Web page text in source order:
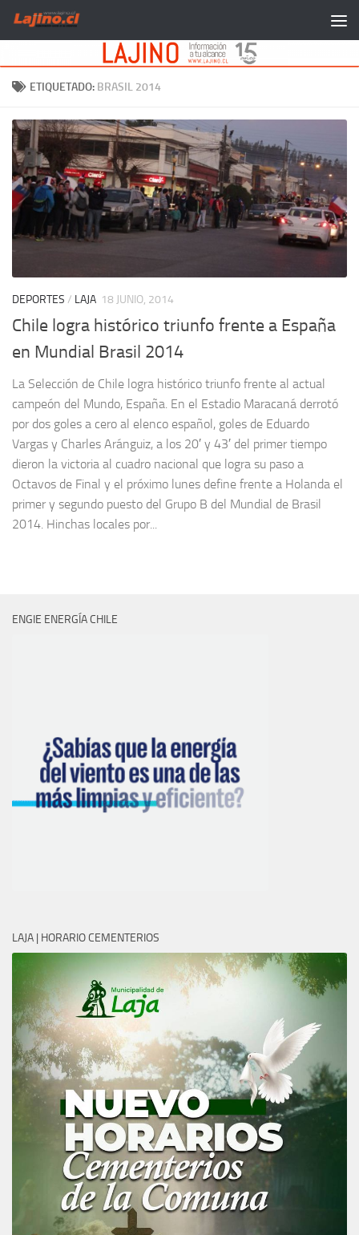
Saltar al contenido
ETIQUETADO: BRASIL 2014
DEPORTES / LAJA 18 JUNIO, 2014
Chile logra histórico triunfo frente a España
en Mundial Brasil 2014
La Selección de Chile logra histórico triunfo frente al actual
campeón del Mundo, España. En el Estadio Maracaná derrotó
por dos goles a cero al elenco español, goles de Eduardo
Vargas y Charles Aránguiz, a los 20′ y 43′ del primer tiempo
dieron la victoria al cuadro nacional que logra su paso a
Octavos de Final y el próximo lunes define frente a Holanda el
primer y segundo puesto del Grupo B del Mundial de Brasil
2014. Hinchas locales por...
ENGIE ENERGÍA CHILE
LAJA | HORARIO CEMENTERIOS